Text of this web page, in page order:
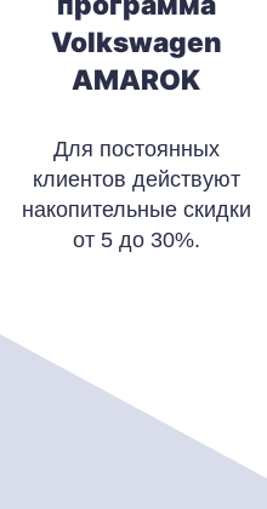
Volkswagen
AMAROK
Для постоянных
клиентов действуют
накопительные скидки
от 5 до 30%.